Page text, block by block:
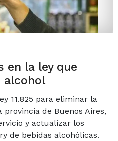
en la ley que
alcohol
11.825 para eliminar la
de Buenos Aires,
y actualizar los
de bebidas alcohólicas.